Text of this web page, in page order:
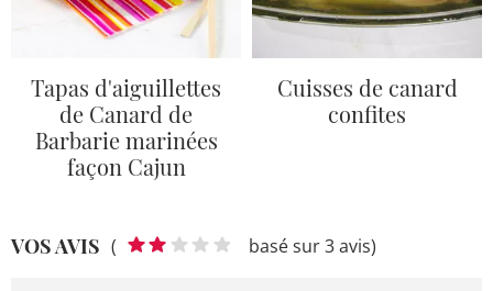
Tapas d'aiguillettes
de Canard de
Barbarie marinées
façon Cajun
Cuisses de canard
confites
VOS AVIS ( basé sur 3 avis)